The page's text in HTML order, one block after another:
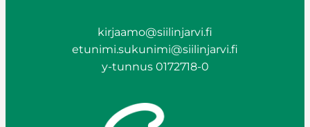
kirjaamo@siilinjarvi.fi
etunimi.sukunimi@siilinjarvi.fi
y-tunnus 0172718-0